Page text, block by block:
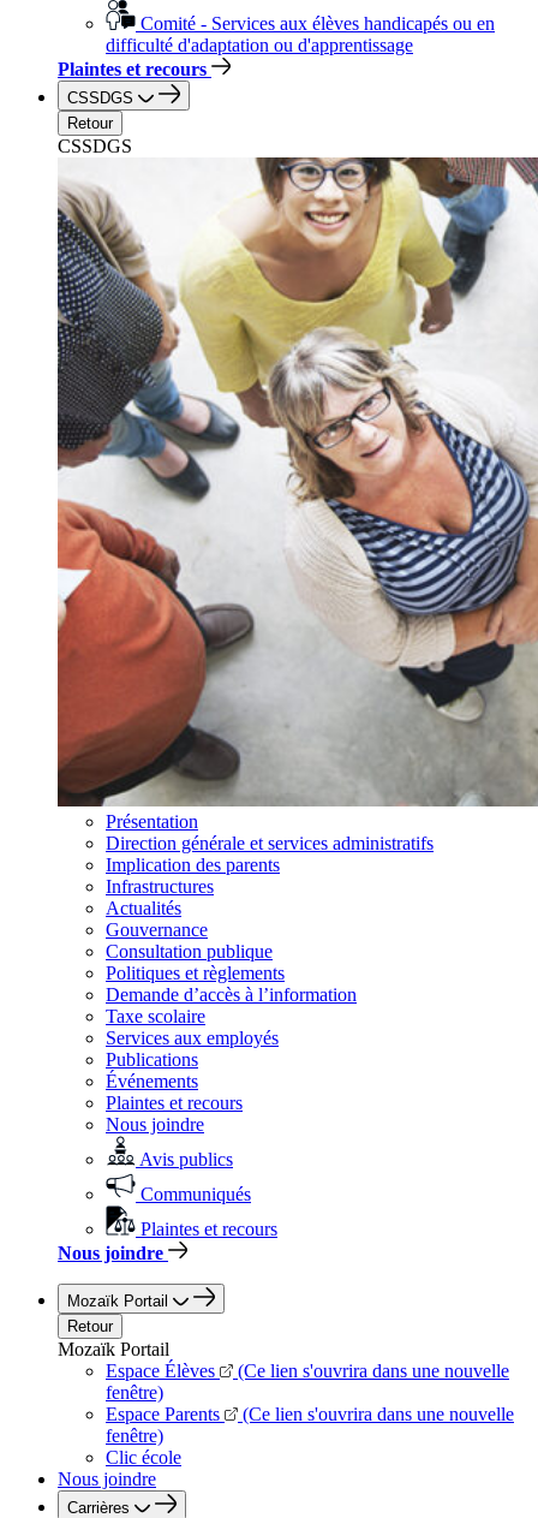
Comité - Services aux élèves handicapés ou en
difficulté d'adaptation ou d'apprentissage
Plaintes et recours
CSSDGS
Retour
CSSDGS
Présentation
Direction générale et services administratifs
Implication des parents
Infrastructures
Actualités
Gouvernance
Consultation publique
Politiques et règlements
Demande d’accès à l’information
Taxe scolaire
Services aux employés
Publications
Événements
Plaintes et recours
Nous joindre
Avis publics
Communiqués
Plaintes et recours
Nous joindre
Mozaïk Portail
Retour
Mozaïk Portail
Espace Élèves
(Ce lien s'ouvrira dans une nouvelle
fenêtre)
Espace Parents
(Ce lien s'ouvrira dans une nouvelle
fenêtre)
Clic école
Nous joindre
Carrières